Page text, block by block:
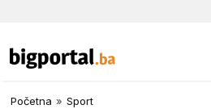
Početna » Sport